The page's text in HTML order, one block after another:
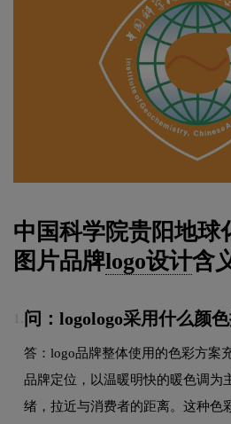
中国科学院贵阳地球
图片品牌logo设计含
问：logologo采用什么颜
答：logo品牌整体使用的色彩方案
品牌定位，以温暖明快的暖色调为
绪，拉近与消费者的距离。这种色